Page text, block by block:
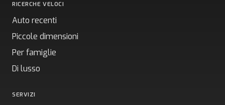
RICERCHE VELOCI
Auto recenti
Piccole dimensioni
Per famiglie
Di lusso
SERVIZI